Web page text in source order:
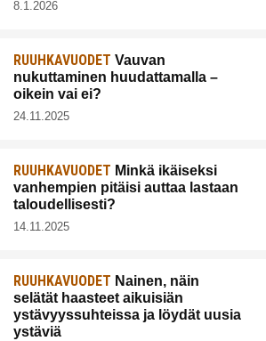
8.1.2026
RUUHKAVUODET Vauvan
nukuttaminen huudattamalla –
oikein vai ei?
24.11.2025
RUUHKAVUODET Minkä ikäiseksi
vanhempien pitäisi auttaa lastaan
taloudellisesti?
14.11.2025
RUUHKAVUODET Nainen, näin
selätät haasteet aikuisiän
ystävyyssuhteissa ja löydät uusia
ystäviä